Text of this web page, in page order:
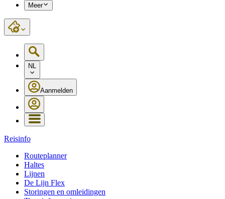
Meer
NL
Aanmelden
Reisinfo
Routeplanner
Haltes
Lijnen
De Lijn Flex
Storingen en omleidingen